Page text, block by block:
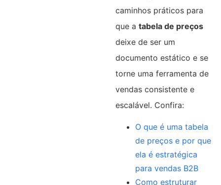
caminhos práticos para
que a tabela de preços
deixe de ser um
documento estático e se
torne uma ferramenta de
vendas consistente e
escalável. Confira:
O que é uma tabela
de preços e por que
ela é estratégica
para vendas B2B
Como estruturar